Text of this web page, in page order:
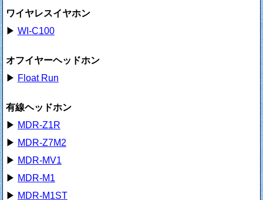
ワイヤレスイヤホン
▶ WI-C100
オフイヤーヘッドホン
▶ Float Run
有線ヘッドホン
▶ MDR-Z1R
▶ MDR-Z7M2
▶ MDR-MV1
▶ MDR-M1
▶ MDR-M1ST